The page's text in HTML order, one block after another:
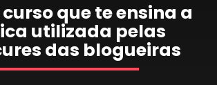
que te ensina a
utilizada pelas
das blogueiras